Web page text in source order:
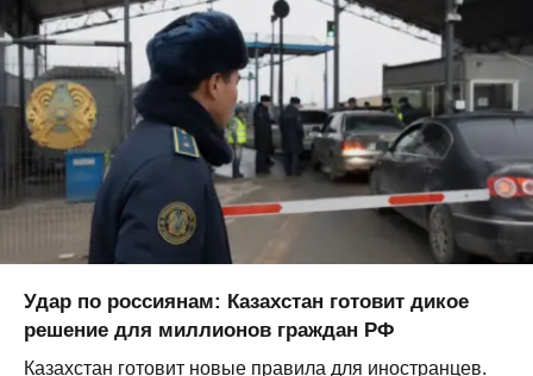
Удар по россиянам: Казахстан готовит дикое
решение для миллионов граждан РФ
Казахстан готовит новые правила для иностранцев.